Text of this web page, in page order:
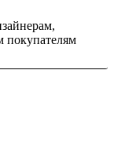
покупателям